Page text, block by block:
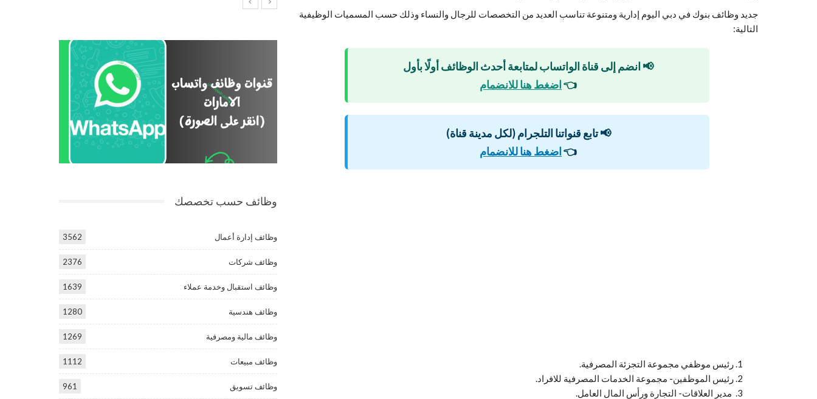
جديد وظائف بنوك في دبي اليوم إدارية ومتنوعة تناسب العديد من التخصصات للرجال والنساء وذلك حسب المسميات الوظيفية
التالية:
📢 انضم إلى قناة الواتساب لمتابعة أحدث الوظائف أولًا بأول
👈اضغط هنا للانضمام
📢 تابع قنواتنا التلجرام (لكل مدينة قناة)
👈اضغط هنا للانضمام
رئيس موظفي مجموعة التجزئة المصرفية.
رئيس الموظفين- مجموعة الخدمات المصرفية للافراد.
مدير العلاقات- التجارة ورأس المال العامل.
وظائف حسب تخصصك
وظائف إدارة أعمال 3562
وظائف شركات 2376
وظائف استقبال وخدمة عملاء 1639
وظائف هندسية 1280
وظائف مالية ومصرفية 1269
وظائف مبيعات 1112
وظائف تسويق 961